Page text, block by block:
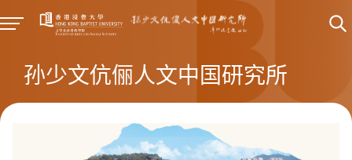
孙少文伉俪人文中国研究所